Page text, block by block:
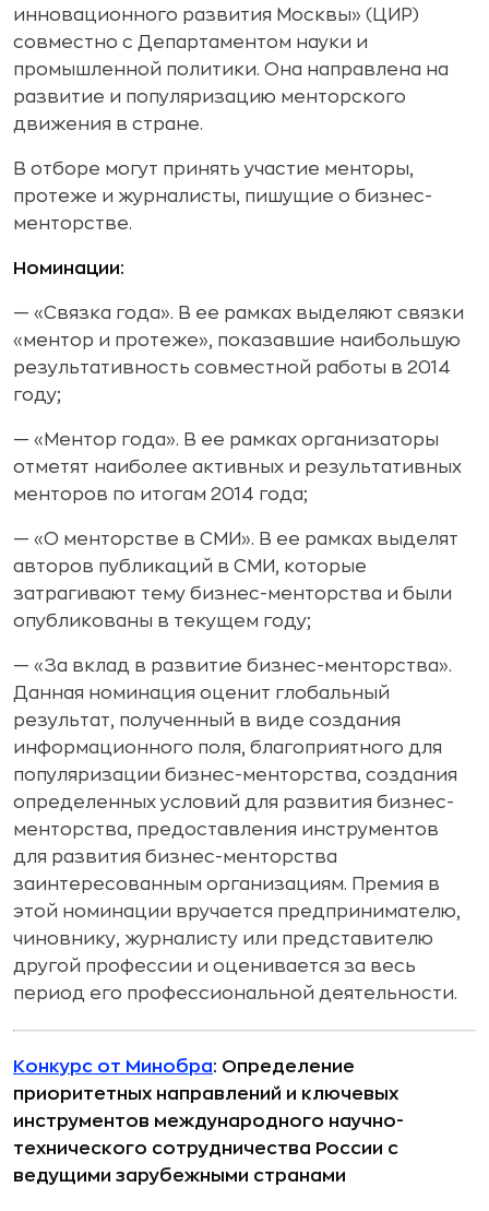
инновационного развития Москвы» (ЦИР)
совместно с Департаментом науки и
промышленной политики. Она направлена на
развитие и популяризацию менторского
движения в стране.
В отборе могут принять участие менторы,
протеже и журналисты, пишущие о бизнес-
менторстве.
Номинации:
— «Связка года». В ее рамках выделяют связки
«ментор и протеже», показавшие наибольшую
результативность совместной работы в 2014
году;
— «Ментор года». В ее рамках организаторы
отметят наиболее активных и результативных
менторов по итогам 2014 года;
— «О менторстве в СМИ». В ее рамках выделят
авторов публикаций в СМИ, которые
затрагивают тему бизнес-менторства и были
опубликованы в текущем году;
— «За вклад в развитие бизнес-менторства».
Данная номинация оценит глобальный
результат, полученный в виде создания
информационного поля, благоприятного для
популяризации бизнес-менторства, создания
определенных условий для развития бизнес-
менторства, предоставления инструментов
для развития бизнес-менторства
заинтересованным организациям. Премия в
этой номинации вручается предпринимателю,
чиновнику, журналисту или представителю
другой профессии и оценивается за весь
период его профессиональной деятельности.
Конкурс от Минобра: Определение
приоритетных направлений и ключевых
инструментов международного научно-
технического сотрудничества России с
ведущими зарубежными странами